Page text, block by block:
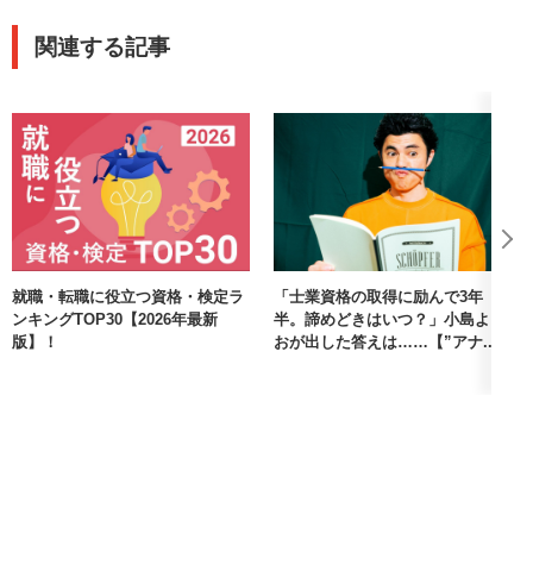
関連する記事
就職・転職に役立つ資格・検定ラ
ンキングTOP30【2026年最新
版】！
「士業資格の取得に励んで3年
半。諦めどきはいつ？」小島よし
おが出した答えは……【”アナ...